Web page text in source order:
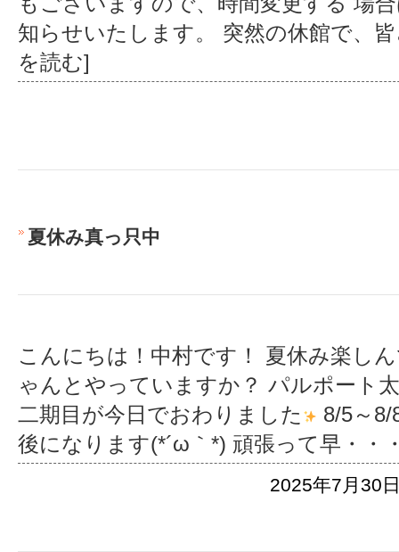
知らせいたします。 突然の休館で、
を読む]
夏休み真っ只中
こんにちは！中村です！ 夏休み楽し
ゃんとやっていますか？ パルポート
二期目が今日でおわりました
8/5～8/
後になります(*´ω｀*) 頑張って早 ・・
2025年7月30